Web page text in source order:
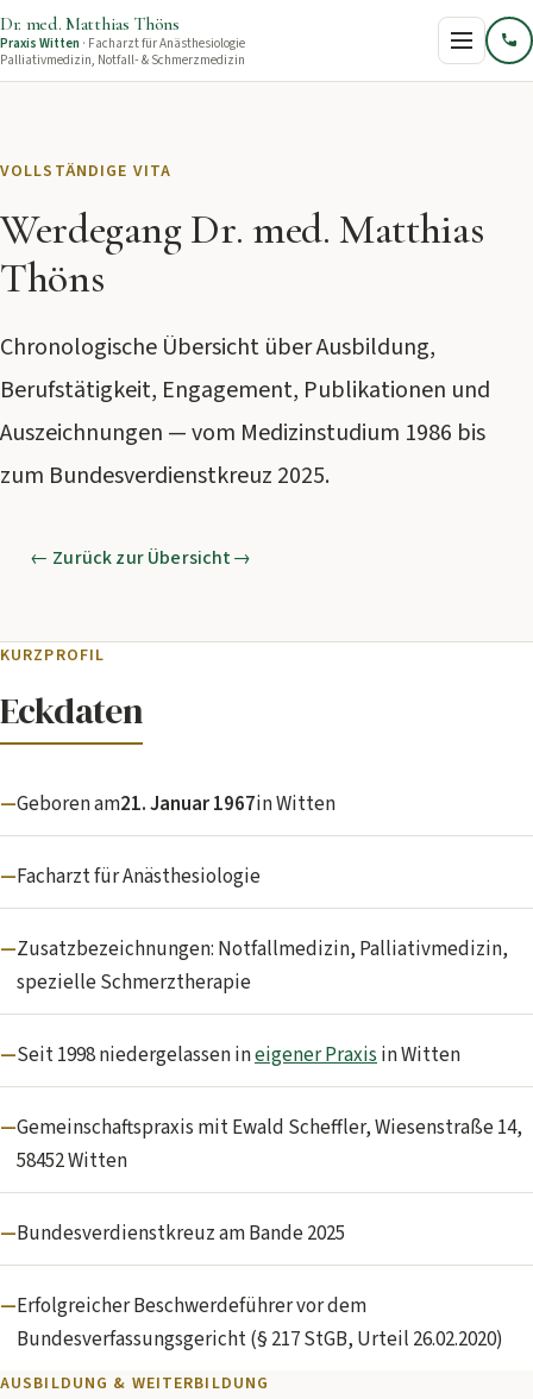
Dr. med. Matthias Thöns
Praxis Witten · Facharzt für Anästhesiologie
Palliativmedizin, Notfall‑ & Schmerzmedizin
Praxis
Sterbehilfe
Gutachten
Über Dr. Thöns
VOLLSTÄNDIGE VITA
Werdegang Dr. med. Matthias
Thöns
Chronologische Übersicht über Ausbildung,
Berufstätigkeit, Engagement, Publikationen und
Auszeichnungen — vom Medizinstudium 1986 bis
zum Bundesverdienstkreuz 2025.
← Zurück zur Übersicht
KURZPROFIL
Eckdaten
Geboren am21. Januar 1967in Witten
Facharzt für Anästhesiologie
Zusatzbezeichnungen: Notfallmedizin, Palliativmedizin,
spezielle Schmerztherapie
Seit 1998 niedergelassen ineigener Praxisin Witten
Gemeinschaftspraxis mit Ewald Scheffler, Wiesenstraße 14,
58452 Witten
Bundesverdienstkreuz am Bande 2025
Erfolgreicher Beschwerdeführer vor dem
Bundesverfassungsgericht (§ 217 StGB, Urteil 26.02.2020)
AUSBILDUNG & WEITERBILDUNG